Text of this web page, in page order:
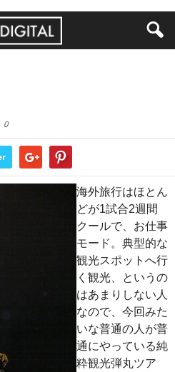
0
海外旅行はほとん
どが1試合2週間
クールで、お仕事
モード。典型的な
観光スポットへ行
く観光、というの
はあまりしない人
なので、今回みた
いな普通の人が普
通にやっている純
粋観光弾丸ツア